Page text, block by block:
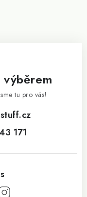
výběrem
tu pro vás!
171